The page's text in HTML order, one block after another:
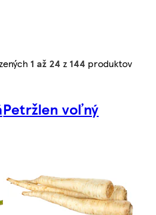
1 až 24 z 144 produktov
Petržlen voľný